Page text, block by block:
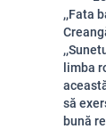
,,Fata
limba
să
bună